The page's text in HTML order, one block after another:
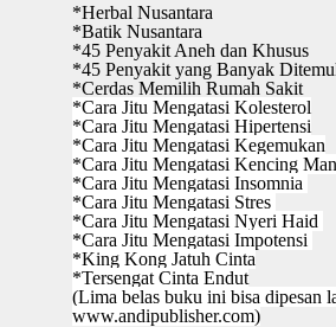
*Herbal Nusantara
*Batik Nusantara
*45 Penyakit Aneh dan Khusus
*45 Penyakit yang Banyak
*Cerdas Memilih Rumah Sakit
*Cara Jitu Mengatasi Kolesterol
*Cara Jitu Mengatasi Hipertensi
*Cara Jitu Mengatasi Kegemukan
*Cara Jitu Mengatasi Kencing
*Cara Jitu Mengatasi Insomnia
*Cara Jitu Mengatasi Stres
*Cara Jitu Mengatasi Nyeri Haid
*Cara Jitu Mengatasi Impotensi
*King Kong Jatuh Cinta
*Tersengat Cinta Endut
(Lima belas buku ini bisa dipesan
www.andipublisher.com)